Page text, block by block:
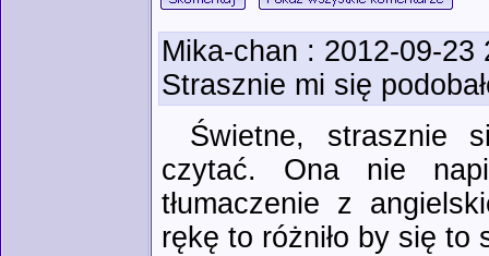
Mika-chan : 2012-09-23
Strasznie mi się
Świetne, strasznie
czytać. Ona nie
tłumaczenie z
rękę to różniło by się to